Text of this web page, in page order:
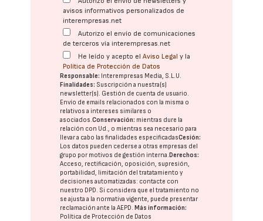
avisos informativos personalizados de
interempresas.net
Autorizo el envío de comunicaciones
de terceros vía interempresas.net
He leído y acepto elAviso Legal y la
Política de Protección de Datos
Responsable: Interempresas Media, S.L.U.
Finalidades: Suscripción a nuestra(s)
newsletter(s). Gestión de cuenta de usuario.
Envío de emails relacionados con la misma o
relativos a intereses similares o
asociados.Conservación: mientras dure la
relación con Ud., o mientras sea necesario para
llevar a cabo las finalidades especificadasCesión:
Los datos pueden cederse a otras empresas del
grupo por motivos de gestión interna.Derechos:
Acceso, rectificación, oposición, supresión,
portabilidad, limitación del tratatamiento y
decisiones automatizadas: contacte con
nuestro DPD. Si considera que el tratamiento no
se ajusta a la normativa vigente, puede presentar
reclamación ante laAEPD.Más información:
Política de Protección de Datos